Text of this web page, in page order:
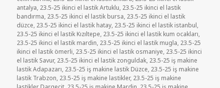
antalya, 23.5-25 ikinci el lastik Artuklu, 23.5-25 ikinci el lastik
bandırma, 23.5-25 ikinci el lastik bursa, 23.5-25 ikinci el lastik
düzce, 23.5-25 ikinci el lastik hatay, 23.5-25 ikinci el lastik istanbul,
23.5-25 ikinci el lastik Kızıltepe, 23.5-25 ikinci el lastik kum ocakları,
23.5-25 ikinci el lastik mardin, 23.5-25 ikinci el lastik mugla, 23.5-25
ikinci el lastik ömerli, 23.5-25 ikinci el lastik osmaniye, 23.5-25 ikinci
el lastik Savur, 23.5-25 ikinci el lastik zonguldak, 23.5-25 iş makine
lastik Adapazarı, 23.5-25 iş makine lastik Düzce, 23.5-25 iş makine
lastik Trabzon, 23.5-25 iş makine lastikler, 23.5-25 iş makine